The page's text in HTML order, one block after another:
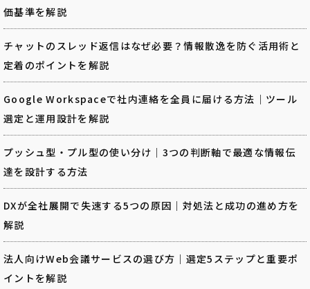
価基準を解説
チャットのスレッド返信はなぜ必要？情報散逸を防ぐ活用術と
定着のポイントを解説
Google Workspaceで社内連絡を全員に届ける方法｜ツール
選定と運用設計を解説
プッシュ型・プル型の使い分け｜3つの判断軸で最適な情報伝
達を設計する方法
DXが全社展開で失速する5つの原因｜対処法と成功の進め方を
解説
法人向けWeb会議サービスの選び方｜選定5ステップと重要ポ
イントを解説